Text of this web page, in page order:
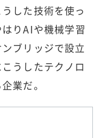
した技術を使っ
りAIや機械学習
ブリッジで設立
うしたテクノロ
業だ。